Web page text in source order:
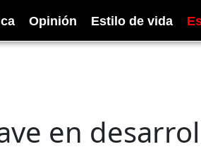
Opinión Estilo de vida
en